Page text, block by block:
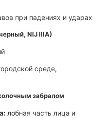
при падениях и ударах
NIJ IIIA)
среде,
забралом
лобная часть лица и